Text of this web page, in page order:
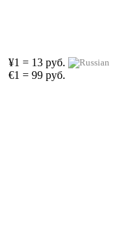
¥1 = 13 руб.
€1 = 99 руб.